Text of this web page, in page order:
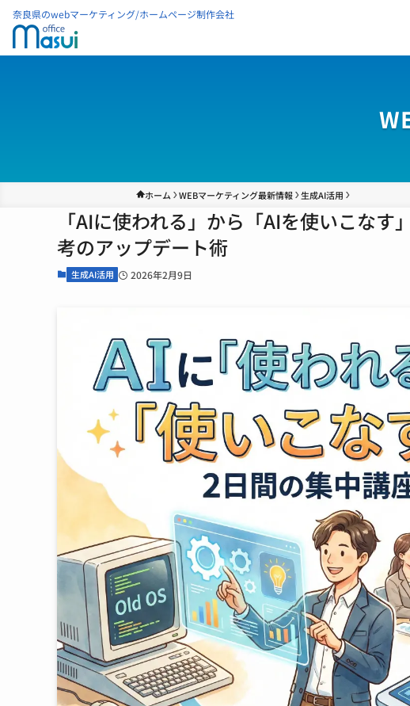
奈良県のwebマーケティング/ホームページ制作会社
ホーム WEBマーケティング最新情報 生成AI活用
「AIに使われる」から「AIを使いこな
考のアップデート術
生成AI活用 2026年2月9日